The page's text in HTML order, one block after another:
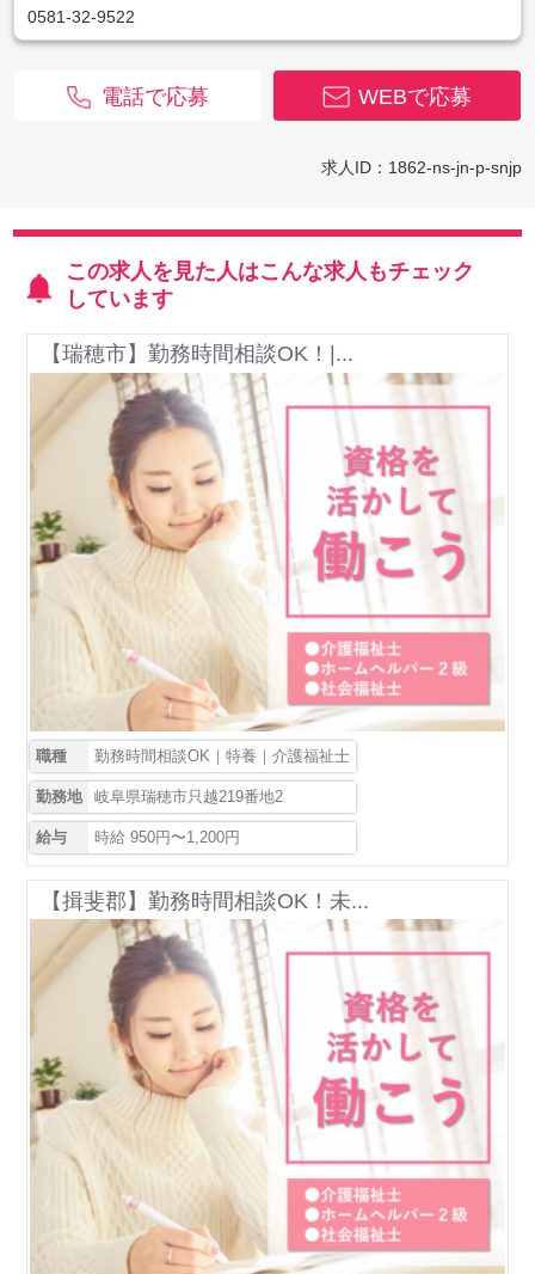
0581-32-9522
WEBで応募
電話で応募
求人ID：1862-ns-jn-p-snjp
この求人を見た人はこんな求人もチェック
しています
【瑞穂市】勤務時間相談OK！|...
職種 勤務時間相談OK｜特養｜介護福祉士
勤務地 岐阜県瑞穂市只越219番地2
給与 時給 950円〜1,200円
【揖斐郡】勤務時間相談OK！未...